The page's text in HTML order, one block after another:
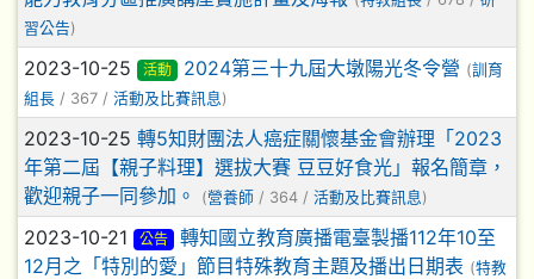
習公告)
2023-10-25 活動 2024第三十九屆大墩陽光冬令營 (訓育
組長 / 367 / 活動及比賽訊息)
2023-10-25 轉5知財團法人癌症關懷基金會辦理「2023
年第二屆【親子料理】選拔大賽 豆豆好食光」報名簡章，
歡迎親子一同參加。
(營養師 / 364 / 活動及比賽訊息)
2023-10-21 公告
轉知國立教育廣播電臺製播112年10至
12月之「特別的愛」節目特殊教育主題及播出日期表 (特教